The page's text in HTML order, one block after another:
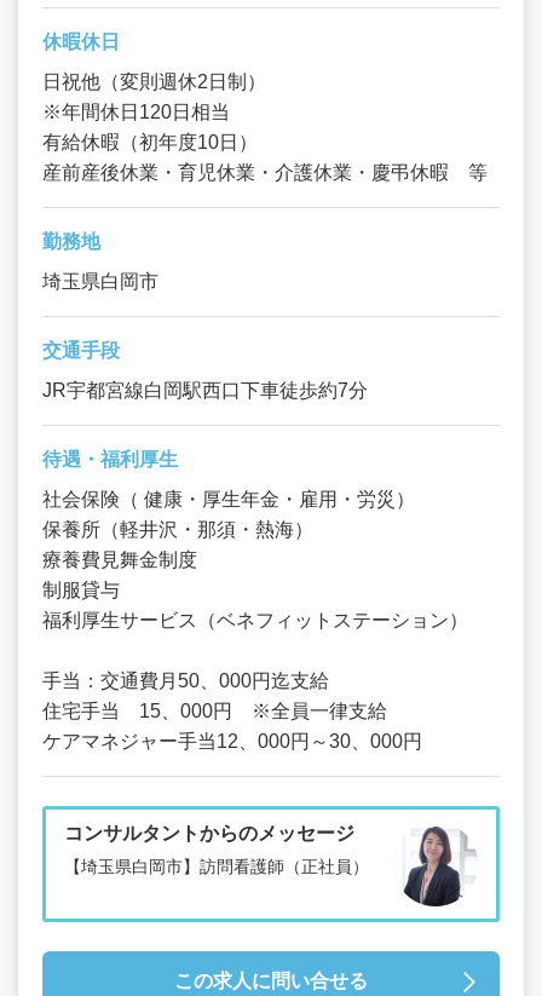
休暇休日
日祝他（変則週休2日制）
※年間休日120日相当
有給休暇（初年度10日）
産前産後休業・育児休業・介護休業・慶弔休暇 等
勤務地
埼玉県白岡市
交通手段
JR宇都宮線白岡駅西口下車徒歩約7分
待遇・福利厚生
社会保険（ 健康・厚生年金・雇用・労災）
保養所（軽井沢・那須・熱海）
療養費見舞金制度
制服貸与
福利厚生サービス（ベネフィットステーション）
手当：交通費月50、000円迄支給
住宅手当 15、000円 ※全員一律支給
ケアマネジャー手当12、000円～30、000円
コンサルタントからのメッセージ
【埼玉県白岡市】訪問看護師（正社員）
この求人に問い合せる